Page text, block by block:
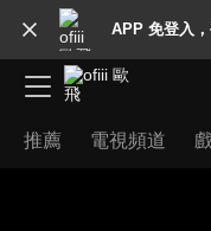
APP 免登入
推薦 電視頻道